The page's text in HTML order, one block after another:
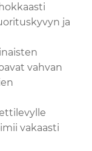
ja
vahvan
vakaasti